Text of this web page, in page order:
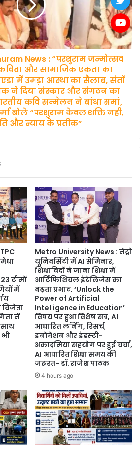
News : “परशुराम जन्मोत्सव
और सामाजिक एकता का
में उमड़ा आस्था का सैलाब, संतों
ने दिया संस्कार और संगठन का
कवि सम्मेलन ने बांधा समां,
बोले “परशुराम केवल शक्ति नहीं,
और न्याय के प्रतीक”
मेधा
टीमों
में
विजेता
में
साथ
भी
Metro University News : मेट्रो
यूनिवर्सिटी में AI सेमिनार,
शिक्षाविदों ने जाना शिक्षा में
आर्टिफिशियल इंटेलिजेंस का
बढ़ता प्रभाव, ‘Unlock the
Power of Artificial
Intelligence in Education’
विषय पर हुआ विशेष सत्र, AI
आधारित लर्निंग, रिसर्च,
इनोवेशन और इंडस्ट्री-
अकादमिया सहयोग पर हुई चर्चा,
AI आधारित शिक्षा समय की
जरूरत- डॉ. राजेश पाठक
4 hours ago